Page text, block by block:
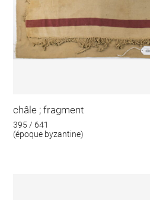
châle ; fragment
395 / 641
(époque byzantine)